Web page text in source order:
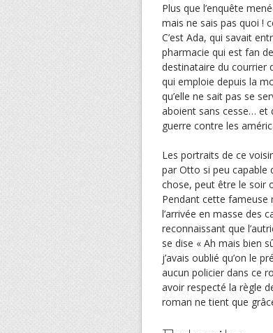
Plus que l’enquête
mais ne sais pas quoi !
C’est Ada, qui savait
pharmacie qui est fan
destinataire du courrier
qui emploie depuis la
qu’elle ne sait pas se
aboient sans cesse… et
guerre contre les
Les portraits de ce
par Otto si peu capable
chose, peut être le soir
Pendant cette fameuse
l’arrivée en masse des
reconnaissant que
se dise « Ah mais bien
j’avais oublié qu’on le
aucun policier dans ce
avoir respecté la règle
roman ne tient que